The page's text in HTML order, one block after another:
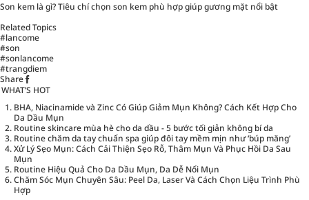
Son kem là gì? Tiêu chí chọn son kem phù hợp giúp gương mặt nổi bật
Related Topics
#lancome
#son
#sonlancome
#trangdiem
Share
WHAT’S HOT
BHA, Niacinamide và Zinc Có Giúp Giảm Mụn Không? Cách Kết Hợp Cho
Da Dầu Mụn
Routine skincare mùa hè cho da dầu - 5 bước tối giản không bí da
Routine chăm da tay chuẩn spa giúp đôi tay mềm mịn như ‘búp măng’
Xử Lý Sẹo Mụn: Cách Cải Thiện Sẹo Rỗ, Thâm Mụn Và Phục Hồi Da Sau
Mụn
Routine Hiệu Quả Cho Da Dầu Mụn, Da Dễ Nổi Mụn
Chăm Sóc Mụn Chuyên Sâu: Peel Da, Laser Và Cách Chọn Liệu Trình Phù
Hợp